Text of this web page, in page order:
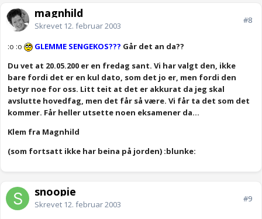
magnhild
Skrevet 12. februar 2003
#8
:o :o GLEMME SENGEKOS??? Går det an da??
Du vet at 20.05.200 er en fredag sant. Vi har valgt den, ikke
bare fordi det er en kul dato, som det jo er, men fordi den
betyr noe for oss. Litt teit at det er akkurat da jeg skal
avslutte hovedfag, men det får så være. Vi får ta det som det
kommer. Får heller utsette noen eksamener da...
Klem fra Magnhild
(som fortsatt ikke har beina på jorden) :blunke:
snoopie
Skrevet 12. februar 2003
#9